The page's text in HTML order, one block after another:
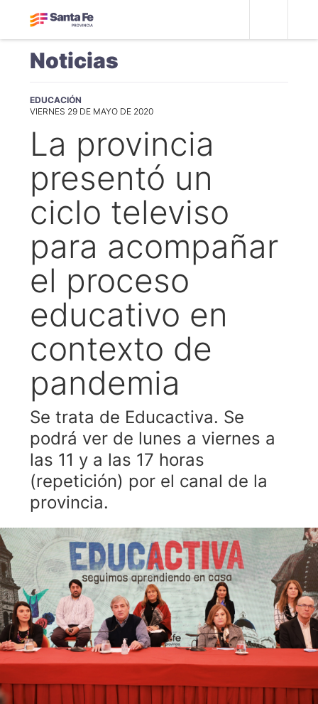
Noticias
EDUCACIÓN
VIERNES 29 DE MAYO DE 2020
La provincia
presentó un
ciclo televiso
para acompañar
el proceso
educativo en
contexto de
pandemia
Se trata de Educactiva. Se
podrá ver de lunes a viernes a
las 11 y a las 17 horas
(repetición) por el canal de la
provincia.